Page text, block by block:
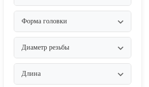
Форма головки
Диаметр резьбы
Длина